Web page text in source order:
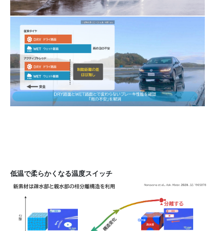
低温で柔らかくなる温度スイッチ